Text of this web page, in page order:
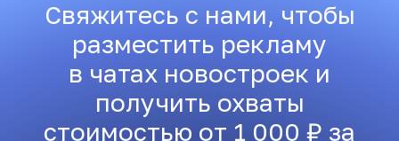
Свяжитесь с нами, чтобы
разместить рекламу
в чатах новостроек и
получить охваты
стоимостью от 1 000 ₽ за